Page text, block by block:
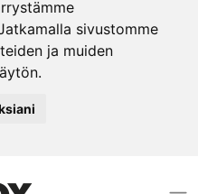
sivustomme
ja muiden